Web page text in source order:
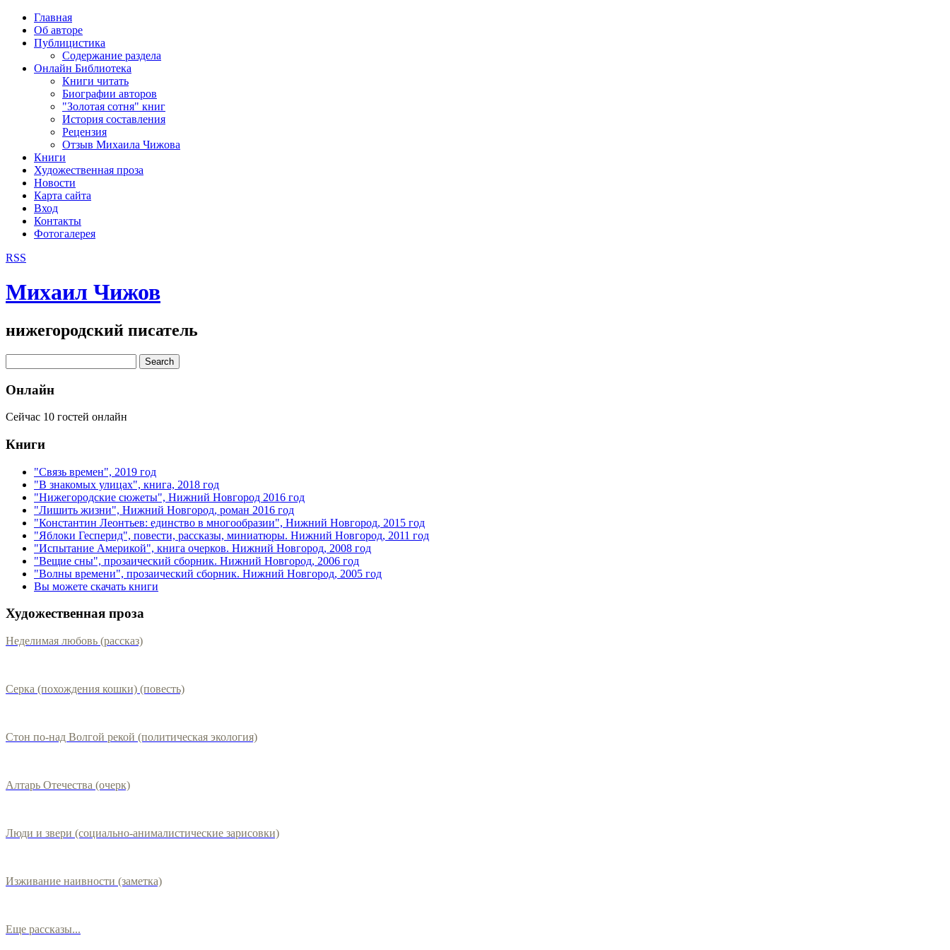
Главная
Об авторе
Публицистика
Содержание раздела
Онлайн Библиотека
Книги читать
Биографии авторов
"Золотая сотня" книг
История составления
Рецензия
Отзыв Михаила Чижова
Книги
Художественная проза
Новости
Карта сайта
Вход
Контакты
Фотогалерея
RSS
Михаил Чижов
нижегородский писатель
Онлайн
Сейчас 10 гостей онлайн
Книги
"Связь времен", 2019 год
"В знакомых улицах", книга, 2018 год
"Нижегородские сюжеты", Нижний Новгород 2016 год
"Лишить жизни", Нижний Новгород, роман 2016 год
"Константин Леонтьев: единство в многообразии", Нижний Новгород, 2015 год
"Яблоки Гесперид", повести, рассказы, миниатюры. Нижний Новгород, 2011 год
"Испытание Америкой", книга очерков. Нижний Новгород, 2008 год
"Вещие сны", прозаический сборник. Нижний Новгород, 2006 год
"Волны времени", прозаический сборник. Нижний Новгород, 2005 год
Вы можете скачать книги
Художественная проза
Неделимая любовь (рассказ)
Серка (похождения кошки) (повесть)
Стон по-над Волгой рекой (политическая экология)
Алтарь Отечества (очерк)
Люди и звери (социально-анималистические зарисовки)
Изживание наивности (заметка)
Еще рассказы...